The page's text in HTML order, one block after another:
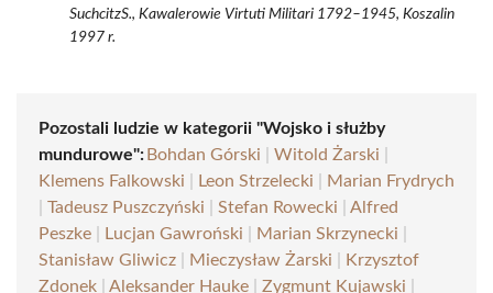
SuchcitzS., Kawalerowie Virtuti Militari 1792–1945, Koszalin
1997 r.
Pozostali ludzie w kategorii "Wojsko i służby
mundurowe": Bohdan Górski Witold Żarski
Klemens Falkowski
Leon Strzelecki
Marian Frydrych
Tadeusz Puszczyński Stefan Rowecki
Alfred
Peszke
Lucjan Gawroński Marian Skrzynecki
Stanisław Gliwicz
Mieczysław Żarski
Krzysztof
Zdonek
Aleksander Hauke Zygmunt Kujawski